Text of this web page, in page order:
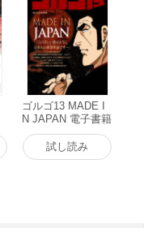
ゴルゴ13 MADE I
N JAPAN 電子書籍
試し読み